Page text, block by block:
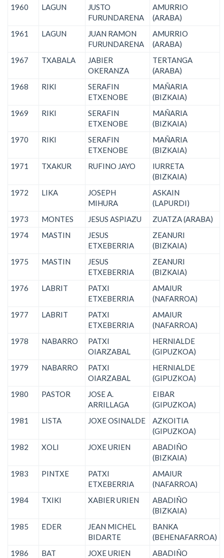
1960
LAGUN
JUSTO
FURUNDARENA
AMURRIO
(ARABA)
1961
LAGUN
JUAN RAMON
FURUNDARENA
AMURRIO
(ARABA)
1967
TXABALA
JABIER
OKERANZA
TERTANGA
(ARABA)
1968
RIKI
SERAFIN
ETXENOBE
MAÑARIA
(BIZKAIA)
1969
RIKI
SERAFIN
ETXENOBE
MAÑARIA
(BIZKAIA)
1970
RIKI
SERAFIN
ETXENOBE
MAÑARIA
(BIZKAIA)
1971
TXAKUR RUFINO JAYO
IURRETA
(BIZKAIA)
1972
LIKA
JOSEPH
MIHURA
ASKAIN
(LAPURDI)
1973
MONTES JESUS ASPIAZU
ZUATZA (ARABA)
1974
MASTIN
JESUS
ETXEBERRIA
ZEANURI
(BIZKAIA)
1975
MASTIN
JESUS
ETXEBERRIA
ZEANURI
(BIZKAIA)
1976
LABRIT
PATXI
ETXEBERRIA
AMAIUR
(NAFARROA)
1977
LABRIT
PATXI
ETXEBERRIA
AMAIUR
(NAFARROA)
1978
NABARRO
PATXI
OIARZABAL
HERNIALDE
(GIPUZKOA)
1979
NABARRO
PATXI
OIARZABAL
HERNIALDE
(GIPUZKOA)
1980
PASTOR
JOSE A.
ARRILLAGA
EIBAR
(GIPUZKOA)
1981
LISTA JOXE OSINALDE
AZKOITIA
(GIPUZKOA)
1982
XOLI JOXE URIEN
ABADIÑO
(BIZKAIA)
1983
PINTXE
PATXI
ETXEBERRIA
AMAIUR
(NAFARROA)
1984
TXIKI XABIER URIEN
ABADIÑO
(BIZKAIA)
1985
EDER
JEAN MICHEL
BIDARTE
BANKA
(BEHENAFARROA)
1986
BAT JOXE URIEN
ABADIÑO